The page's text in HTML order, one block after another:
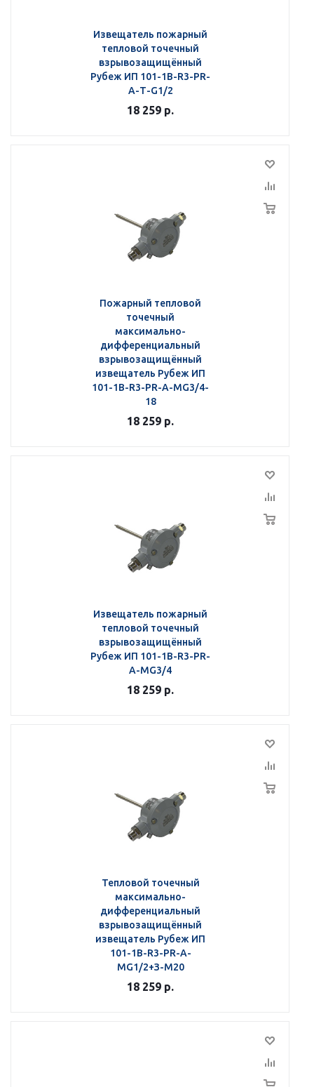
Извещатель пожарный
тепловой точечный
взрывозащищённый
Рубеж ИП 101-1В-R3-РR-
А-Т-G1/2
18 259 р.
Пожарный тепловой
точечный
максимально-
дифференциальный
взрывозащищённый
извещатель Рубеж ИП
101-1В-R3-РR-А-МG3/4-
18
18 259 р.
Извещатель пожарный
тепловой точечный
взрывозащищённый
Рубеж ИП 101-1В-R3-РR-
А-МG3/4
18 259 р.
Тепловой точечный
максимально-
дифференциальный
взрывозащищённый
извещатель Рубеж ИП
101-1В-R3-РR-А-
МG1/2+З-М20
18 259 р.